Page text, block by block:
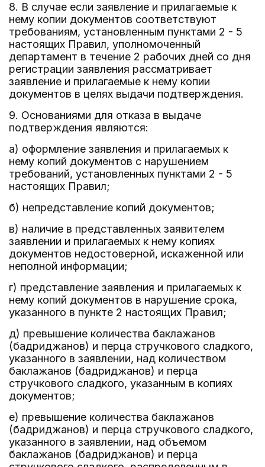
8. В случае если заявление и прилагаемые к
нему копии документов соответствуют
требованиям, установленным пунктами 2 - 5
настоящих Правил, уполномоченный
департамент в течение 2 рабочих дней со дня
регистрации заявления рассматривает
заявление и прилагаемые к нему копии
документов в целях выдачи подтверждения.
9. Основаниями для отказа в выдаче
подтверждения являются:
а) оформление заявления и прилагаемых к
нему копий документов с нарушением
требований, установленных пунктами 2 - 5
настоящих Правил;
б) непредставление копий документов;
в) наличие в представленных заявителем
заявлении и прилагаемых к нему копиях
документов недостоверной, искаженной или
неполной информации;
г) представление заявления и прилагаемых к
нему копий документов в нарушение срока,
указанного в пункте 2 настоящих Правил;
д) превышение количества баклажанов
(бадриджанов) и перца стручкового сладкого,
указанного в заявлении, над количеством
баклажанов (бадриджанов) и перца
стручкового сладкого, указанным в копиях
документов;
е) превышение количества баклажанов
(бадриджанов) и перца стручкового сладкого,
указанного в заявлении, над объемом
баклажанов (бадриджанов) и перца